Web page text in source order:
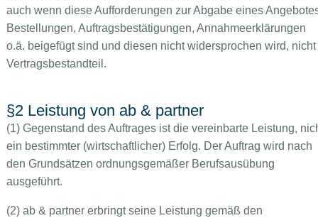
auch wenn diese Aufforderungen zur Abgabe eines
Bestellungen, Auftragsbestätigungen, Annahmeerklärungen
o.ä. beigefügt sind und diesen nicht widersprochen wird, nicht
Vertragsbestandteil.
§2 Leistung von ab & partner
(1) Gegenstand des Auftrages ist die vereinbarte Leistung,
ein bestimmter (wirtschaftlicher) Erfolg. Der Auftrag wird nach
den Grundsätzen ordnungsgemäßer Berufsausübung
ausgeführt.
(2) ab & partner erbringt seine Leistung gemäß den